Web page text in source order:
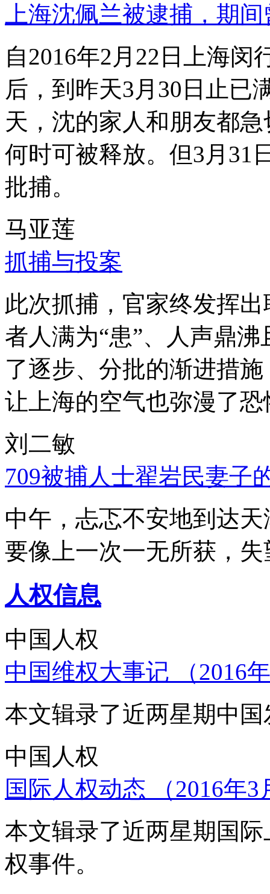
上海沈佩兰被逮捕，期
自2016年2月22日上海
后，到昨天3月30日止已
天，沈的家人和朋友都
何时可被释放。但3月31
批捕。
马亚莲
抓捕与投案
此次抓捕，官家终发挥
者人满为“患”、人声鼎
了逐步、分批的渐进措
让上海的空气也弥漫了
刘二敏
709被捕人士翟岩民妻子
中午，忐忑不安地到达
要像上一次一无所获，
人权信息
中国人权
中国维权大事记 （2016
本文辑录了近两星期中
中国人权
国际人权动态 （2016年
本文辑录了近两星期国
权事件。